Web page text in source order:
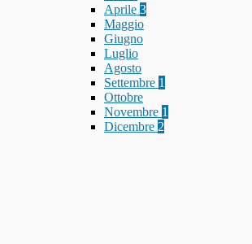
Aprile 3
Maggio
Giugno
Luglio
Agosto
Settembre 1
Ottobre
Novembre 1
Dicembre 2